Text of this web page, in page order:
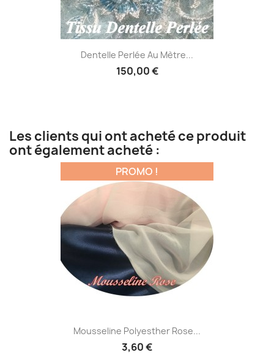
Dentelle Perlée Au Mètre...
150,00 €
Les clients qui ont acheté ce produit
ont également acheté :
Mousseline Polyesther Rose...
3,60 €
PROMO !